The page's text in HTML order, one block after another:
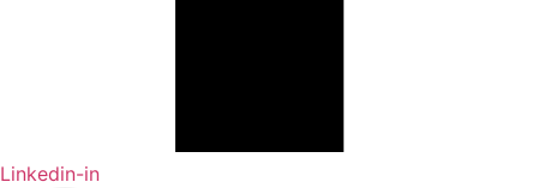
Linkedin-in